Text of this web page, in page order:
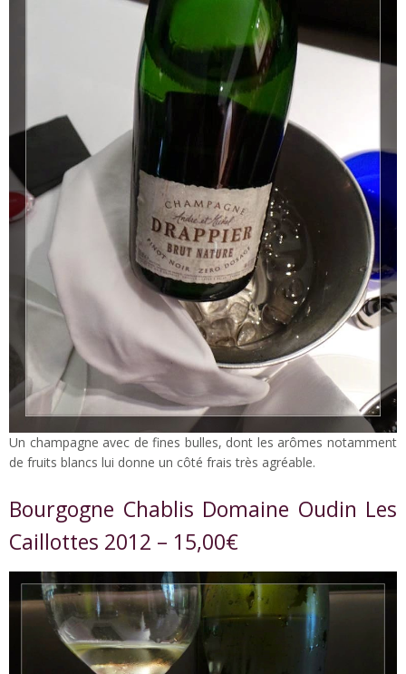
Un champagne avec de fines bulles, dont les arômes notamment
de fruits blancs lui donne un côté frais très agréable.
Bourgogne Chablis Domaine Oudin Les
Caillottes 2012 – 15,00€